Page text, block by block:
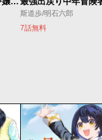
斯道歩/明石六郎
7話無料